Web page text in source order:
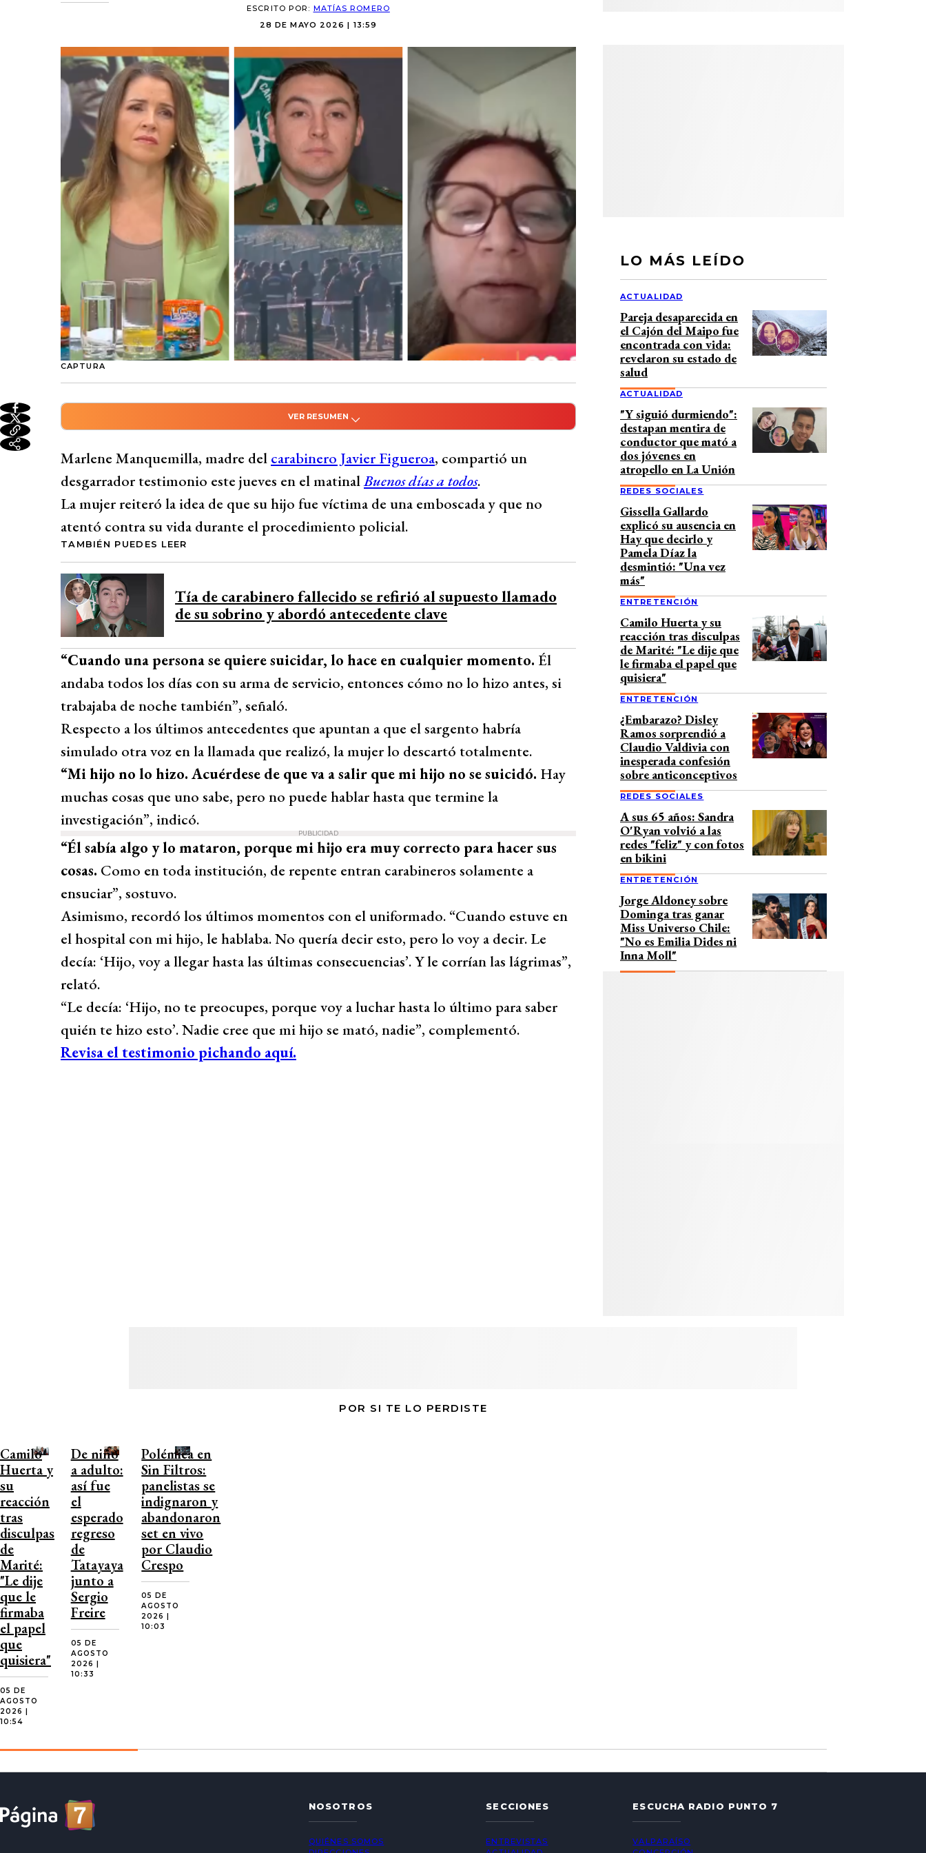
ESCRITO POR: MATÍAS ROMERO
28 DE MAYO 2026 | 13:59
CAPTURA
VER RESUMEN
Marlene Manquemilla, madre del carabinero Javier Figueroa, desmintió que su hijo se
haya suicidado durante un procedimiento policial, asegurando que fue víctima de
una emboscada. Rechazó las acusaciones de que el sargento simuló otra voz en una
llamada telefónica y enfatizó en que Figueroa no se quitó la vida. Manquemilla expresó
su convencimiento de que su hijo sabía algo importante y fue asesinado, resaltando su
compromiso de llegar hasta el final en la búsqueda de la verdad.
Marlene Manquemilla, madre del carabinero Javier Figueroa, compartió un
desgarrador testimonio este jueves en el matinalBuenos días a todos.
La mujer reiteró la idea de que su hijo fue víctima de una emboscada y que no
atentó contra su vida durante el procedimiento policial.
TAMBIÉN PUEDES LEER
Tía de carabinero fallecido se refirió al supuesto llamado
de su sobrino y abordó antecedente clave
“Cuando una persona se quiere suicidar, lo hace en cualquier momento. Él
andaba todos los días con su arma de servicio, entonces cómo no lo hizo antes, si
trabajaba de noche también”, señaló.
Respecto a los últimos antecedentes que apuntan a que el sargento habría
simulado otra voz en la llamada que realizó, la mujer lo descartó totalmente.
“Mi hijo no lo hizo. Acuérdese de que va a salir que mi hijo no se suicidó. Hay
muchas cosas que uno sabe, pero no puede hablar hasta que termine la
investigación”, indicó.
PUBLICIDAD
“Él sabía algo y lo mataron, porque mi hijo era muy correcto para hacer sus
cosas. Como en toda institución, de repente entran carabineros solamente a
ensuciar”, sostuvo.
Asimismo, recordó los últimos momentos con el uniformado. “Cuando estuve en
el hospital con mi hijo, le hablaba. No quería decir esto, pero lo voy a decir. Le
decía: ‘Hijo, voy a llegar hasta las últimas consecuencias’. Y le corrían las lágrimas”,
relató.
“Le decía: ‘Hijo, no te preocupes, porque voy a luchar hasta lo último para saber
quién te hizo esto’. Nadie cree que mi hijo se mató, nadie”, complementó.
Revisa el testimonio pichando aquí.
LO MÁS LEÍDO
ACTUALIDAD
Pareja desaparecida en
el Cajón del Maipo fue
encontrada con vida:
revelaron su estado de
salud
ACTUALIDAD
"Y siguió durmiendo":
destapan mentira de
conductor que mató a
dos jóvenes en
atropello en La Unión
REDES SOCIALES
Gissella Gallardo
explicó su ausencia en
Hay que decirlo y
Pamela Díaz la
desmintió: "Una vez
más"
ENTRETENCIÓN
Camilo Huerta y su
reacción tras disculpas
de Marité: "Le dije que
le firmaba el papel que
quisiera"
ENTRETENCIÓN
¿Embarazo? Disley
Ramos sorprendió a
Claudio Valdivia con
inesperada confesión
sobre anticonceptivos
REDES SOCIALES
A sus 65 años: Sandra
O'Ryan volvió a las
redes "feliz" y con fotos
en bikini
ENTRETENCIÓN
Jorge Aldoney sobre
Dominga tras ganar
Miss Universo Chile:
"No es Emilia Dides ni
Inna Moll"
POR SI TE LO PERDISTE
Camilo
Huerta y
su
reacción
tras
disculpas
de
Marité:
"Le dije
que le
firmaba
el papel
que
quisiera"
05 DE
AGOSTO
2026 |
10:54
De niño
a adulto:
así fue
el
esperado
regreso
de
Tatayaya
junto a
Sergio
Freire
05 DE
AGOSTO
2026 |
10:33
Polémica en
Sin Filtros:
panelistas se
indignaron y
abandonaron
set en vivo
por Claudio
Crespo
05 DE
AGOSTO
2026 |
10:03
NOSOTROS
QUIÉNES SOMOS
SECCIONES
ENTREVISTAS
ESCUCHA RADIO PUNTO 7
VALPARAÍSO